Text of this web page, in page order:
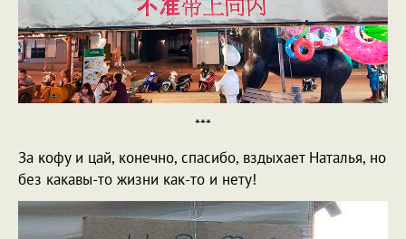
***
За кофу и цай, конечно, спасибо, вздыхает Наталья, но
без какавы-то жизни как-то и нету!